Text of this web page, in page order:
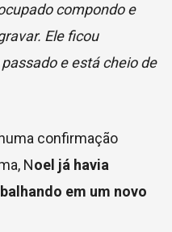
compondo e
Ele ficou
e está cheio de
confirmação
Noel já havia
em um novo